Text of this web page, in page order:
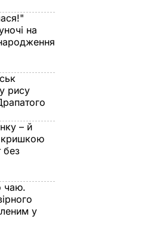
– і ви
на
рису
– й
кришкою
без
чаю.
у